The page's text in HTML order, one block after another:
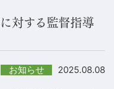
対する監督指導
お知らせ 2025.08.08